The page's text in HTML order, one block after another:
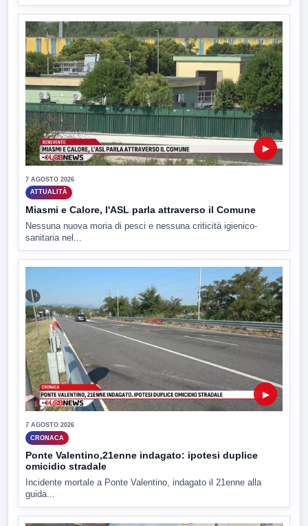
▶
7 AGOSTO 2026
ATTUALITÀ
Miasmi e Calore, l'ASL parla attraverso il Comune
Nessuna nuova moria di pesci e nessuna criticità igienico-
sanitaria nel...
▶
7 AGOSTO 2026
CRONACA
Ponte Valentino,21enne indagato: ipotesi duplice
omicidio stradale
Incidente mortale a Ponte Valentino, indagato il 21enne alla
guida...